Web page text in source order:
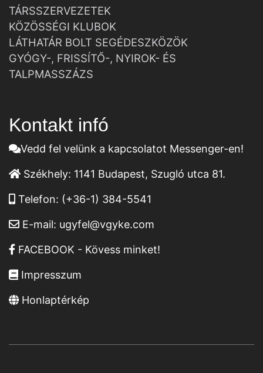
TÁRSSZERVEZETEK
KÖZÖSSÉGI KLUBOK
LÁTHATÁR BOLT SEGÉDESZKÖZÖK
GYÓGY-, FRISSÍTŐ-, NYIROK- ÉS
TALPMASSZÁZS
Kontakt infó
Vedd fel velünk a kapcsolatot Messenger-en!
Székhely: 1141 Budapest, Szugló utca 81.
Telefon: (+36-1) 384-5541
E-mail: ugyfel@vgyke.com
FACEBOOK - Kövess minket!
Impresszum
Honlaptérkép